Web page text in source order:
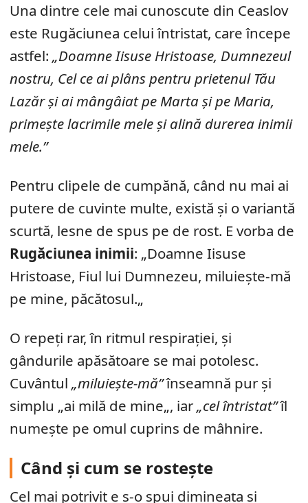
Una dintre cele mai cunoscute din Ceaslov
este Rugăciunea celui întristat, care începe
astfel: „Doamne Iisuse Hristoase, Dumnezeul
nostru, Cel ce ai plâns pentru prietenul Tău
Lazăr și ai mângâiat pe Marta și pe Maria,
primește lacrimile mele și alină durerea inimii
mele.”
Pentru clipele de cumpănă, când nu mai ai
putere de cuvinte multe, există și o variantă
scurtă, lesne de spus pe de rost. E vorba de
Rugăciunea inimii: „Doamne Iisuse
Hristoase, Fiul lui Dumnezeu, miluiește-mă
pe mine, păcătosul.„
O repeți rar, în ritmul respirației, și
gândurile apăsătoare se mai potolesc.
Cuvântul „miluiește-mă”înseamnă pur și
simplu „ai milă de mine„, iar„cel întristat”îl
numește pe omul cuprins de mâhnire.
Când și cum se rostește
Cel mai potrivit e s-o spui dimineața și